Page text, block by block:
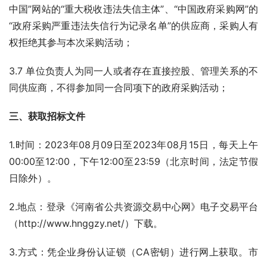
中国”网站的“重大税收违法失信主体”、“中国政府采购网”的
“政府采购严重违法失信行为记录名单”的供应商，采购人有
权拒绝其参与本次采购活动；
3.7 单位负责人为同一人或者存在直接控股、管理关系的不
同供应商，不得参加同一合同项下的政府采购活动；
三、获取招标文件
1.时间：2023年08月09日至2023年08月15日，每天上午
00:00至12:00，下午12:00至23:59（北京时间，法定节假
日除外）。
2.地点：登录《河南省公共资源交易中心网》电子交易平台
（http://www.hnggzy.net/）下载。
3.方式：凭企业身份认证锁（CA密钥）进行网上获取。市